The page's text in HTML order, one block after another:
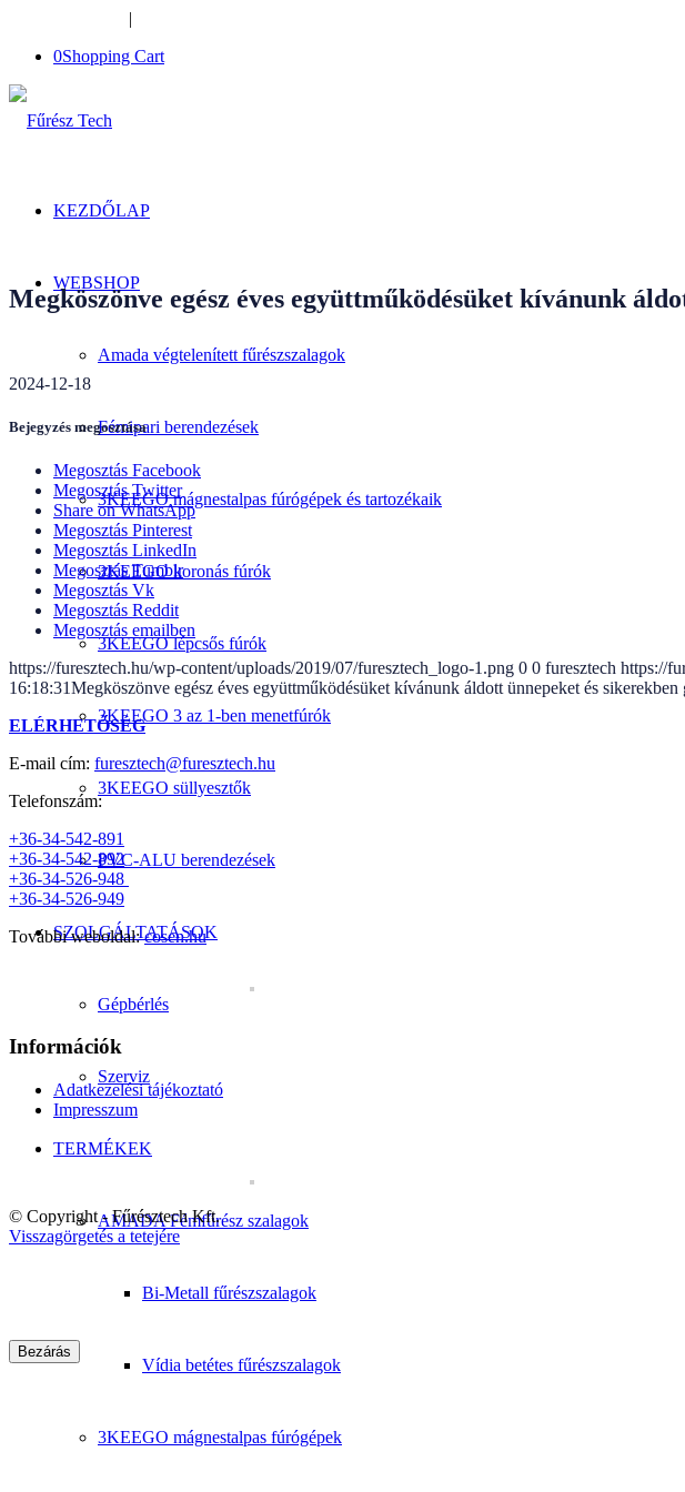
|
0Shopping Cart
KEZDŐLAP
WEBSHOP
Amada végtelenített fűrészszalagok
Fémipari berendezések
3KEEGO mágnestalpas fúrógépek és tartozékaik
3KEEGO koronás fúrók
3KEEGO lépcsős fúrók
3KEEGO 3 az 1-ben menetfúrók
3KEEGO süllyesztők
PVC-ALU berendezések
SZOLGÁLTATÁSOK
Gépbérlés
Szerviz
TERMÉKEK
AMADA Fémfűrész szalagok
Bi-Metall fűrészszalagok
Vídia betétes fűrészszalagok
3KEEGO mágnestalpas fúrógépek
Megköszönve egész éves együttműködésüket kívánunk
2024-12-18
Bejegyzés megosztása
Megosztás Facebook
Megosztás Twitter
Share on WhatsApp
Megosztás Pinterest
Megosztás LinkedIn
Megosztás Tumblr
Megosztás Vk
Megosztás Reddit
Megosztás emailben
https://furesztech.hu/wp-content/uploads/2019/07/furesztech_logo-1.png 0 0 furesztech https://
16:18:31Megköszönve egész éves együttműködésüket kívánunk áldott ünnepeket és
ELÉRHETŐSÉG
E-mail cím: furesztech@furesztech.hu
Telefonszám:
+36-34-542-891
+36-34-542-892
+36-34-526-948
+36-34-526-949
További weboldal:cosen.hu
Információk
Adatkezelési tájékoztató
Impresszum
© Copyright - Fűrésztech Kft.
Visszagörgetés a tetejére
Bezárás